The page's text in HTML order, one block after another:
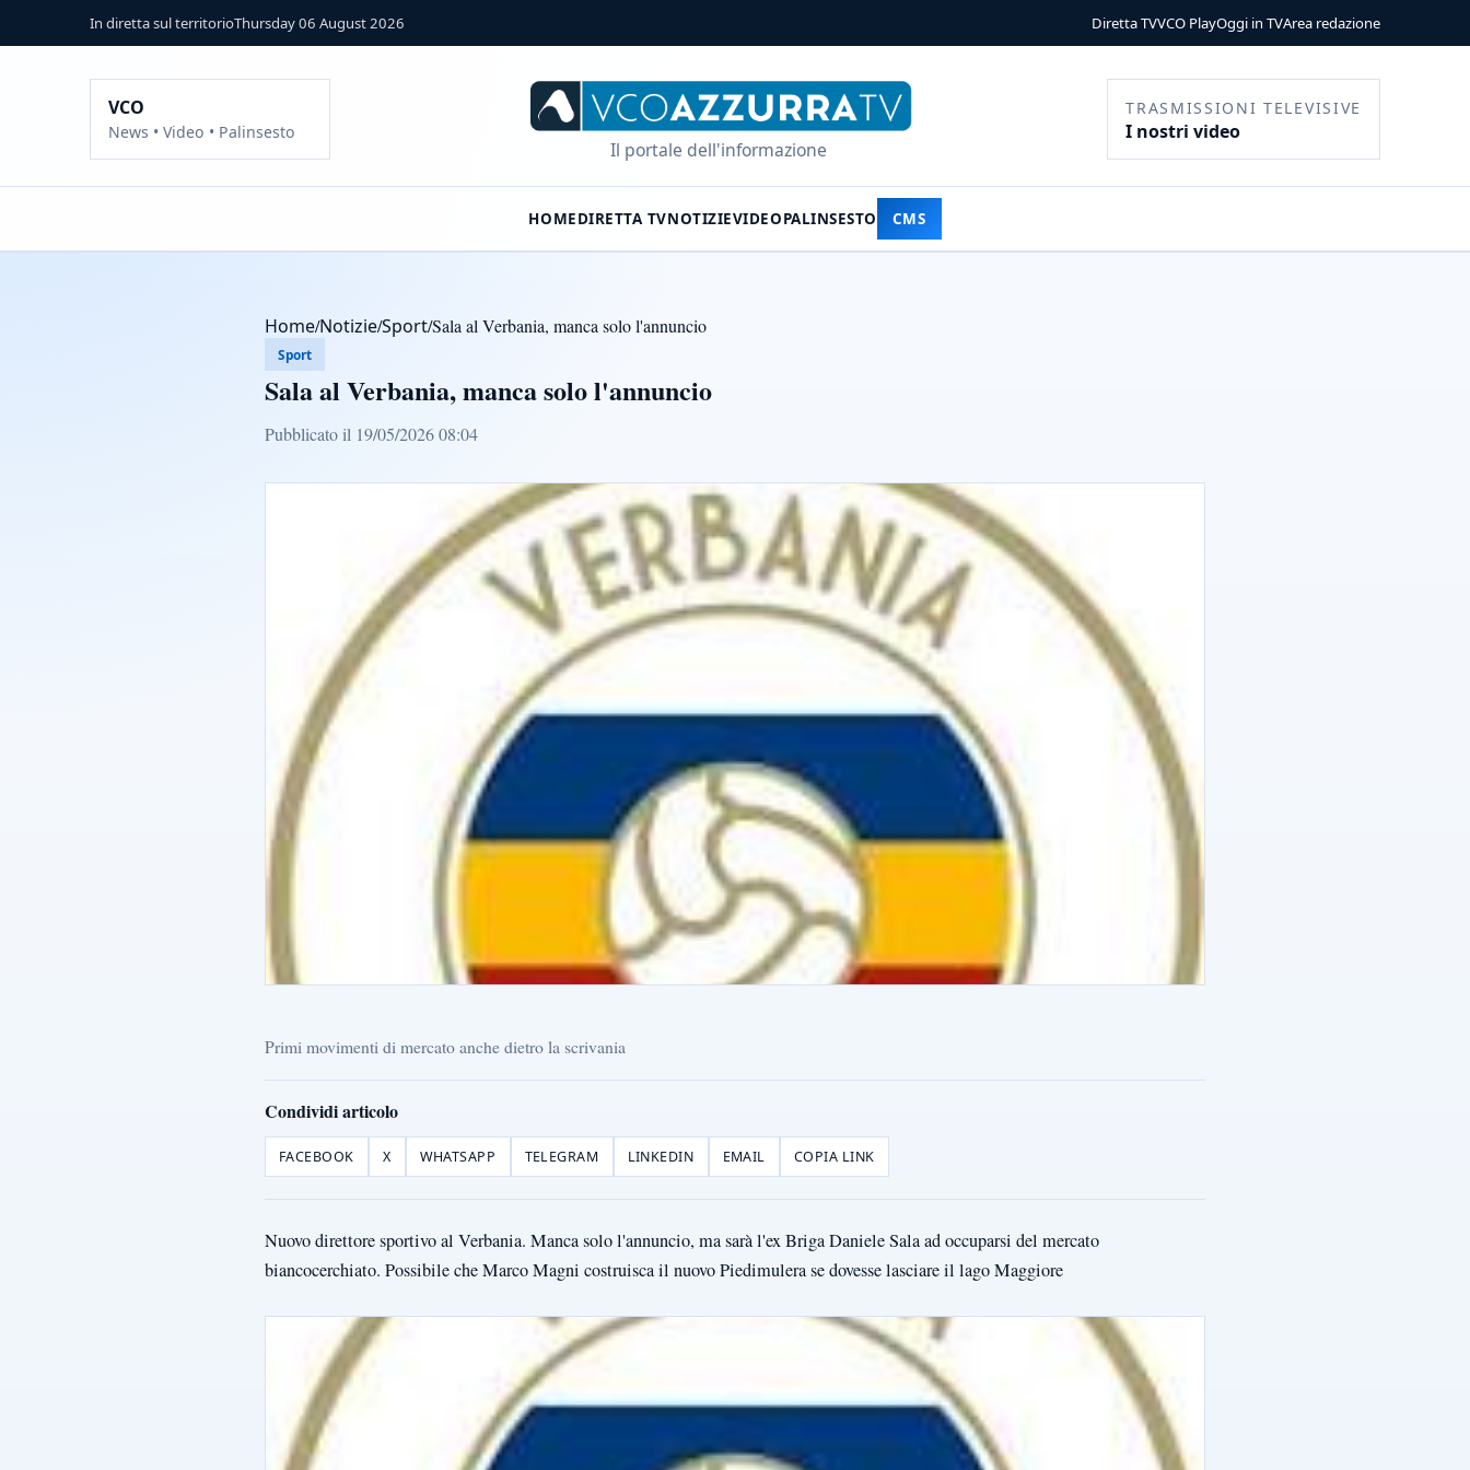
In diretta sul territorioThursday 06 August 2026 Diretta TVVCO PlayOggi in TVArea redazione
VCO
News • Video • Palinsesto
Il portale dell'informazione
TRASMISSIONI TELEVISIVE
I nostri video
HOMEDIRETTA TVNOTIZIEVIDEOPALINSESTO CMS
Home/Notizie/Sport/Sala al Verbania, manca solo l'annuncio
Sport
Sala al Verbania, manca solo l'annuncio
Pubblicato il 19/05/2026 08:04
Primi movimenti di mercato anche dietro la scrivania
Condividi articolo
FACEBOOK X WHATSAPP TELEGRAM LINKEDIN EMAIL COPIA LINK
Nuovo direttore sportivo al Verbania. Manca solo l'annuncio, ma sarà l'ex Briga Daniele Sala ad occuparsi del mercato
biancocerchiato. Possibile che Marco Magni costruisca il nuovo Piedimulera se dovesse lasciare il lago Maggiore